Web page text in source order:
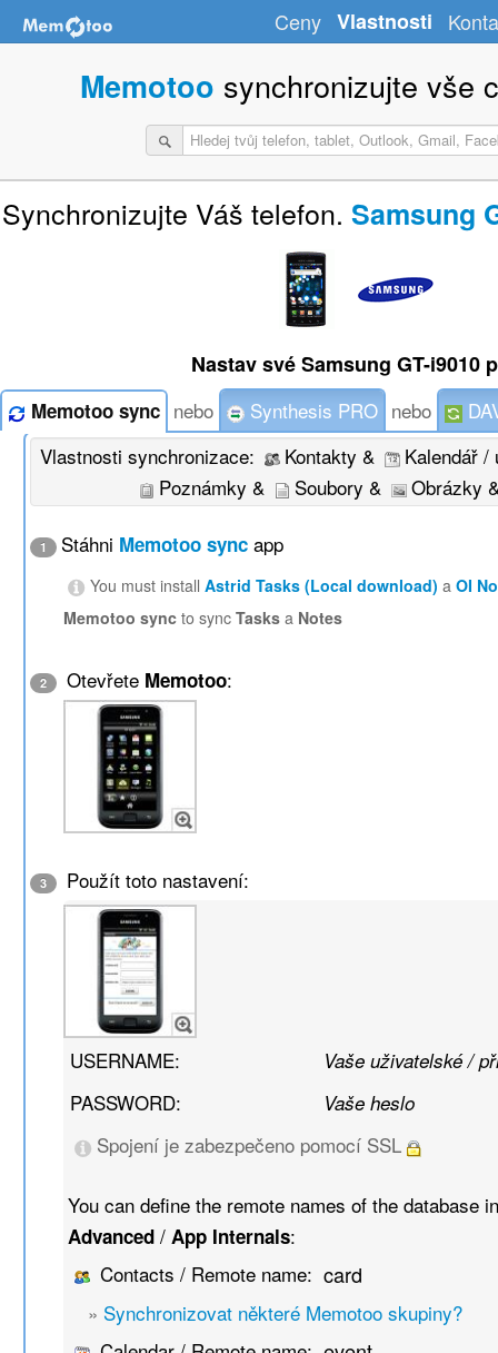
Ceny Vlastnosti
Memotoo synchronizujte vše
Synchronizujte Váš telefon. Samsung
Nastav své Samsung GT-i9010
Memotoo sync nebo Synthesis PRO nebo
Vlastnosti synchronizace:
Kontakty &
Kalendář
Poznámky &
Soubory & Obrázky
1 Stáhni Memotoo sync app
You must installAstrid Tasks (Local download) aOI
Memotoo sync to syncTasks a Notes
2 Otevřete Memotoo:
3 Použít toto nastavení:
USERNAME: Vaše uživatelské /
PASSWORD: Vaše heslo
Spojení je zabezpečeno pomocí SSL
You can define the remote names of the database
Advanced /App Internals:
Contacts / Remote name: card
» Synchronizovat některé Memotoo skupiny?